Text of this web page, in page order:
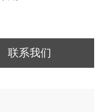
联系我们